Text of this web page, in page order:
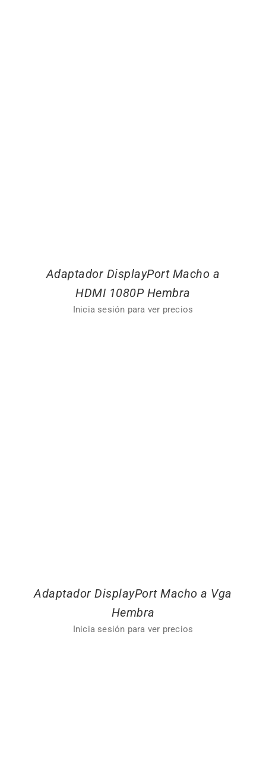
Adaptador DisplayPort Macho a
HDMI 1080P Hembra
Inicia sesión para ver precios
Adaptador DisplayPort Macho a Vga
Hembra
Inicia sesión para ver precios